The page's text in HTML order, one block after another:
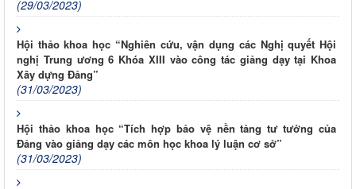
(29/03/2023)
Hội thảo khoa học “Nghiên cứu, vận dụng các Nghị quyết Hội
nghị Trung ương 6 Khóa XIII vào công tác giảng dạy tại Khoa
Xây dựng Đảng”
(31/03/2023)
Hội thảo khoa học “Tích hợp bảo vệ nền tảng tư tưởng của
Đảng vào giảng dạy các môn học khoa lý luận cơ sở”
(31/03/2023)